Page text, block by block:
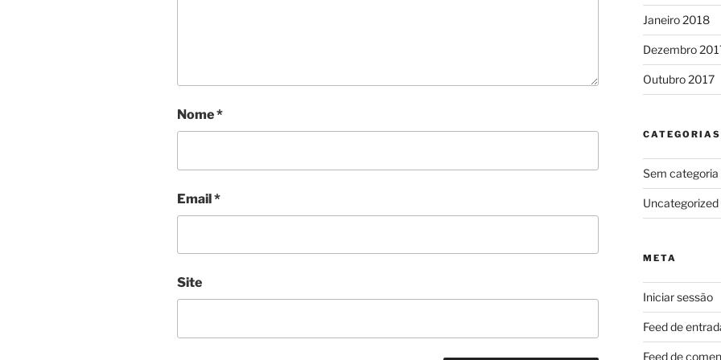
Nome*
Email*
Site
Janeiro 2018
Dezembro
Outubro 2017
CATEGORIAS
Sem categoria
Uncategorized
META
Iniciar sessão
Feed de
Feed de